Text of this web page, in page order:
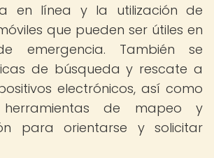
en línea y la utilización de
que pueden ser útiles en
emergencia. También se
de búsqueda y rescate a
electrónicos, así como
de mapeo y
para orientarse y solicitar